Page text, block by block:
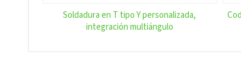
Soldadura en T tipo Y personalizada,
integración multiángulo